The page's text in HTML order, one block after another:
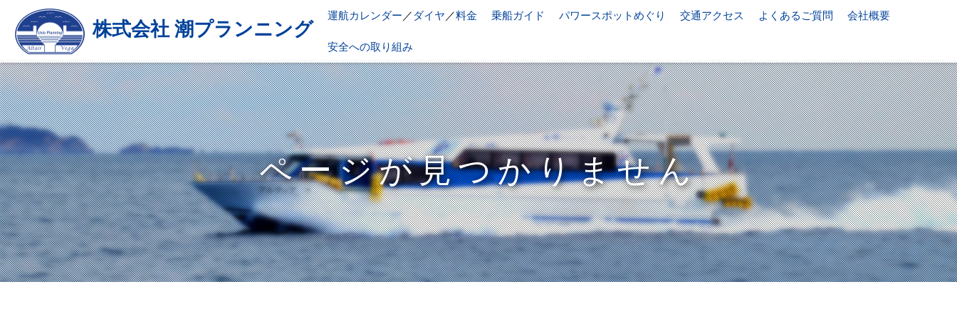
株式会社 潮プランニング
運航カレンダー ／ ダイヤ ／料金 乗船ガイド パワースポットめぐり 交通アクセス よくあるご質問 会社概要
安全への取り組み
ページが見つかりません